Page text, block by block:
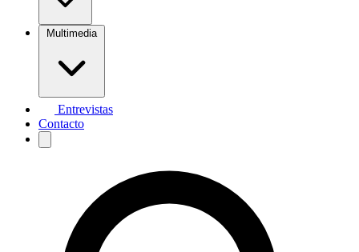
Multimedia
Entrevistas
Contacto